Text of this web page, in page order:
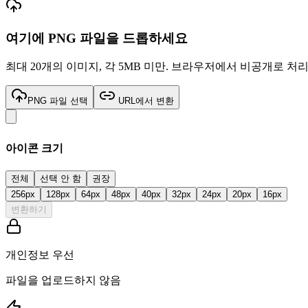
여기에 PNG 파일을 드롭하세요
최대 20개의 이미지, 각 5MB 미만. 브라우저에서 비공개로 처
PNG 파일 선택 URL에서 변환
아이콘 크기
전체 선택 안 함
권장
256px 128px 64px 48px 40px 32px 24px 20px 16px
변환하기
개인정보 우선
파일을 업로드하지 않음